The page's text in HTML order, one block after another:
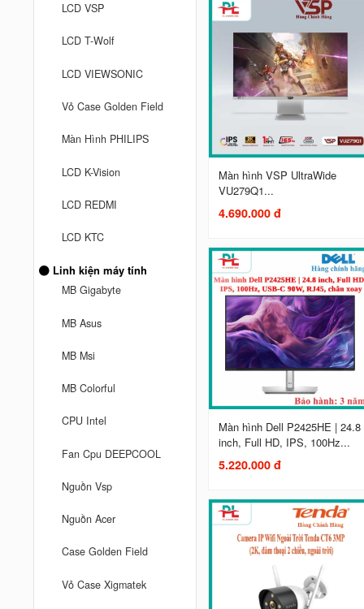
LCD VSP
LCD T-Wolf
LCD VIEWSONIC
Vỏ Case Golden Field
Màn Hình PHILIPS
LCD K-Vision
LCD REDMI
LCD KTC
Linh kiện máy tính
MB Gigabyte
MB Asus
MB Msi
MB Colorful
CPU Intel
Fan Cpu DEEPCOOL
Nguồn Vsp
Nguồn Acer
Case Golden Field
Vỏ Case Xigmatek
Màn hình VSP UltraWide
VU279Q1...
4.690.000 đ
Màn hình Dell P2425HE | 24.8
inch, Full HD, IPS, 100Hz...
5.220.000 đ